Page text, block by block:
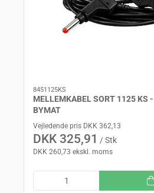
8451125KS
MELLEMKABEL SORT 1125 KS
BYMAT
Vejledende pris DKK 362,13
DKK 325,91 / Stk
DKK 260,73 ekskl. moms